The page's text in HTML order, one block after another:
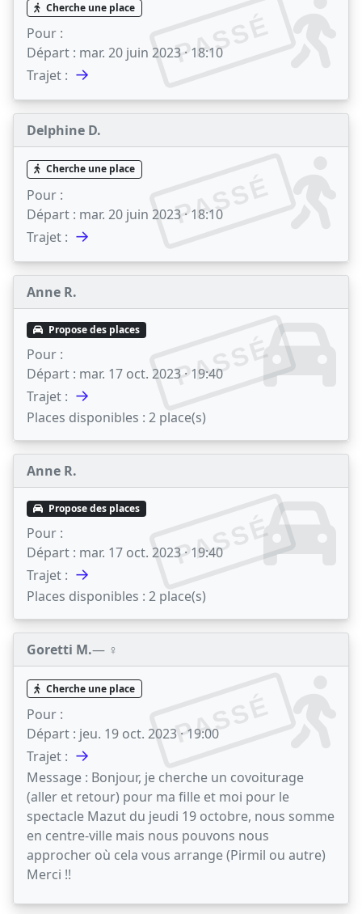
PASSÉ
Cherche une place
Pour :
Départ : mar. 20 juin 2023 · 18:10
Trajet : →
Delphine D.
PASSÉ
Cherche une place
Pour :
Départ : mar. 20 juin 2023 · 18:10
Trajet : →
Anne R.
PASSÉ
Propose des places
Pour :
Départ : mar. 17 oct. 2023 · 19:40
Trajet : →
Places disponibles : 2 place(s)
Anne R.
PASSÉ
Propose des places
Pour :
Départ : mar. 17 oct. 2023 · 19:40
Trajet : →
Places disponibles : 2 place(s)
Goretti M.— ♀️
PASSÉ
Cherche une place
Pour :
Départ : jeu. 19 oct. 2023 · 19:00
Trajet : →
Message : Bonjour, je cherche un covoiturage
(aller et retour) pour ma fille et moi pour le
spectacle Mazut du jeudi 19 octobre, nous somme
en centre-ville mais nous pouvons nous
approcher où cela vous arrange (Pirmil ou autre)
Merci !!